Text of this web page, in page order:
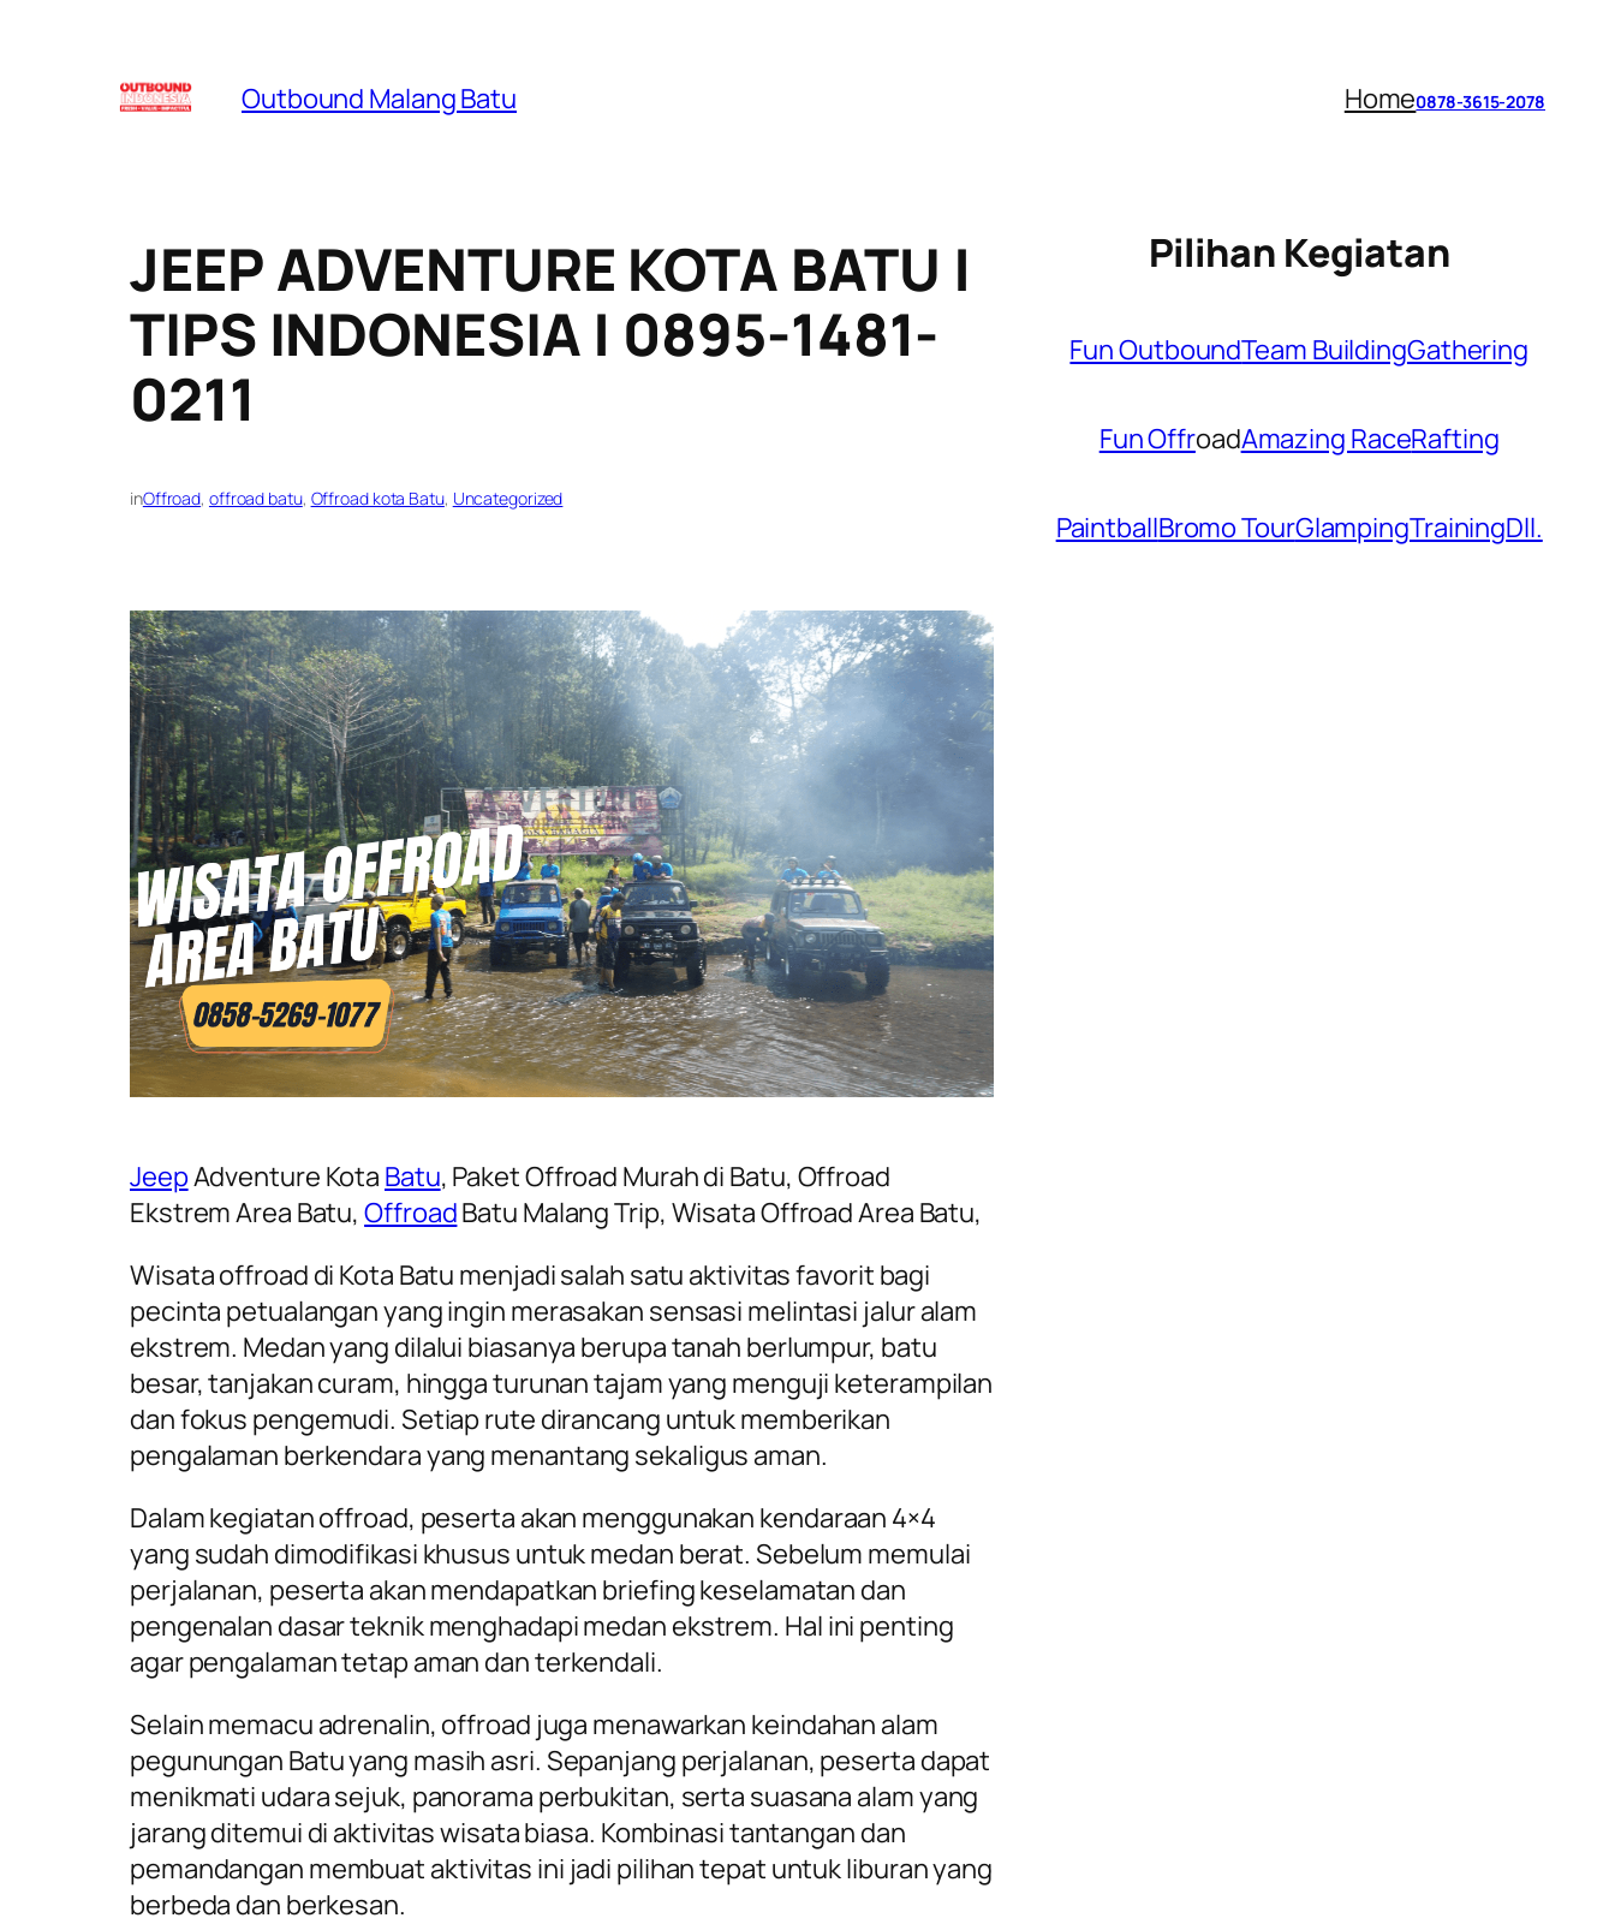
Outbound Malang Batu Home0878-3615-2078
JEEP ADVENTURE KOTA BATU |
TIPS INDONESIA | 0895-1481-
0211
inOffroad, offroad batu, Offroad kota Batu, Uncategorized
JeepAdventure Kota Batu, Paket Offroad Murah di Batu, Offroad
Ekstrem Area Batu,OffroadBatu Malang Trip, Wisata Offroad Area Batu,
Wisata offroad di Kota Batu menjadi salah satu aktivitas favorit bagi
pecinta petualangan yang ingin merasakan sensasi melintasi jalur alam
ekstrem. Medan yang dilalui biasanya berupa tanah berlumpur, batu
besar, tanjakan curam, hingga turunan tajam yang menguji keterampilan
dan fokus pengemudi. Setiap rute dirancang untuk memberikan
pengalaman berkendara yang menantang sekaligus aman.
Dalam kegiatan offroad, peserta akan menggunakan kendaraan 4×4
yang sudah dimodifikasi khusus untuk medan berat. Sebelum memulai
perjalanan, peserta akan mendapatkan briefing keselamatan dan
pengenalan dasar teknik menghadapi medan ekstrem. Hal ini penting
agar pengalaman tetap aman dan terkendali.
Selain memacu adrenalin, offroad juga menawarkan keindahan alam
pegunungan Batu yang masih asri. Sepanjang perjalanan, peserta dapat
menikmati udara sejuk, panorama perbukitan, serta suasana alam yang
jarang ditemui di aktivitas wisata biasa. Kombinasi tantangan dan
pemandangan membuat aktivitas ini jadi pilihan tepat untuk liburan yang
berbeda dan berkesan.
Pilihan Kegiatan
Fun OutboundTeam BuildingGathering
Fun OffroadAmazing RaceRafting
PaintballBromo TourGlampingTrainingDll.